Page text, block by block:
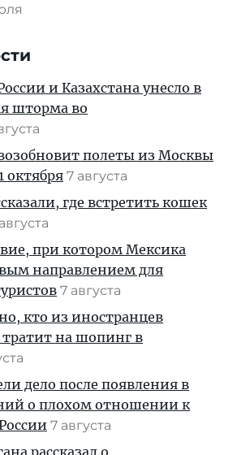
и Казахстана унесло в
шторма во
полеты из Москвы
октября 7 августа
где встретить кошек
при котором Мексика
направлением для
7 августа
кто из иностранцев
тратит на шопинг в
дело после появления в
о плохом отношении к
7 августа
рассказал о